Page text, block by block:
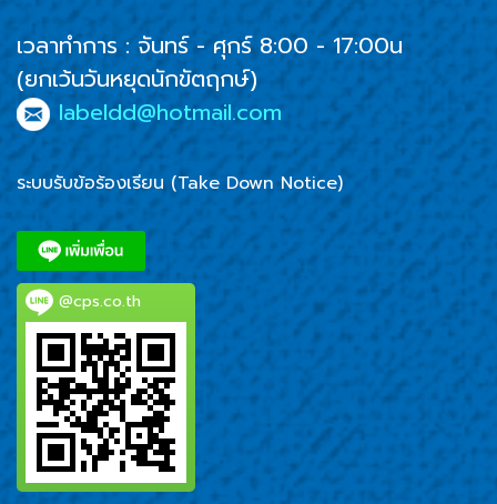
เวลาทำการ : จันทร์ - ศุกร์ 8:00 - 17:00น
(ยกเว้นวันหยุดนักขัตฤกษ์)
labeldd@hotmail.com
ระบบรับข้อร้องเรียน (Take Down Notice)
@cps.co.th